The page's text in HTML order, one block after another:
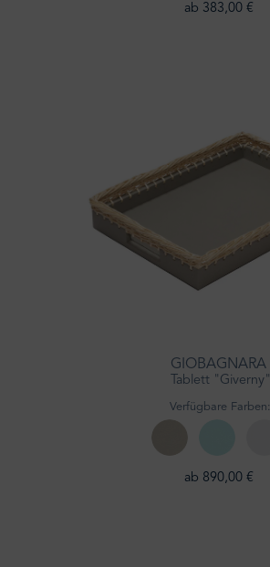
ab 383,00 €
GIOBAGNARA
Tablett "Giverny"
Verfügbare Farben:
ab 890,00 €